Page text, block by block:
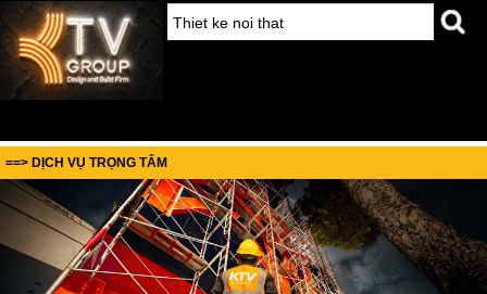
==> DỊCH VỤ TRỌNG TÂM